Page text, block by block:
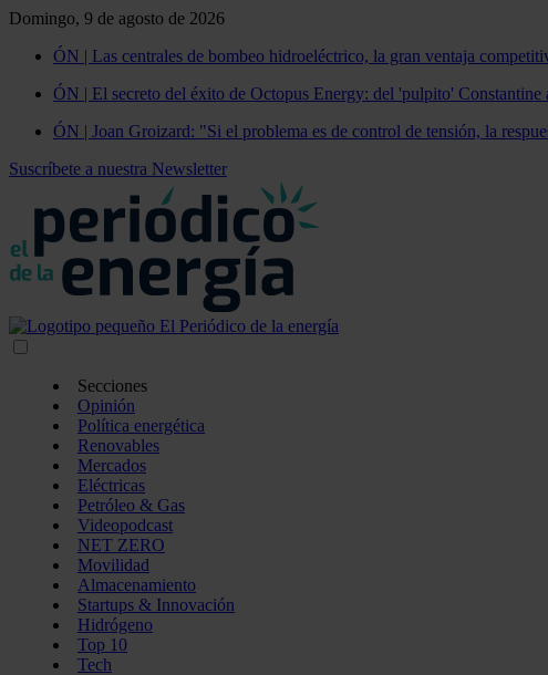
Domingo, 9 de agosto de 2026
ÓN | Las centrales de bombeo hidroeléctrico, la gran ventaja
ÓN | El secreto del éxito de Octopus Energy: del 'pulpito' Constantine
ÓN | Joan Groizard: "Si el problema es de control de tensión, la
Suscríbete a nuestra Newsletter
Secciones
Opinión
Política energética
Renovables
Mercados
Eléctricas
Petróleo & Gas
Videopodcast
NET ZERO
Movilidad
Almacenamiento
Startups & Innovación
Hidrógeno
Top 10
Tech